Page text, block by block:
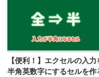
【便利！】エクセルの入力
半角英数字にするセルを作